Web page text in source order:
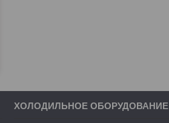
ХОЛОДИЛЬНОЕ ОБОРУДОВАНИЕ